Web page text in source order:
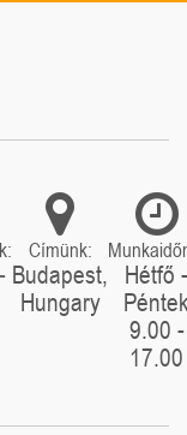
Címünk:
Budapest,
Hungary
Hétfő -
9.00 -
17.00